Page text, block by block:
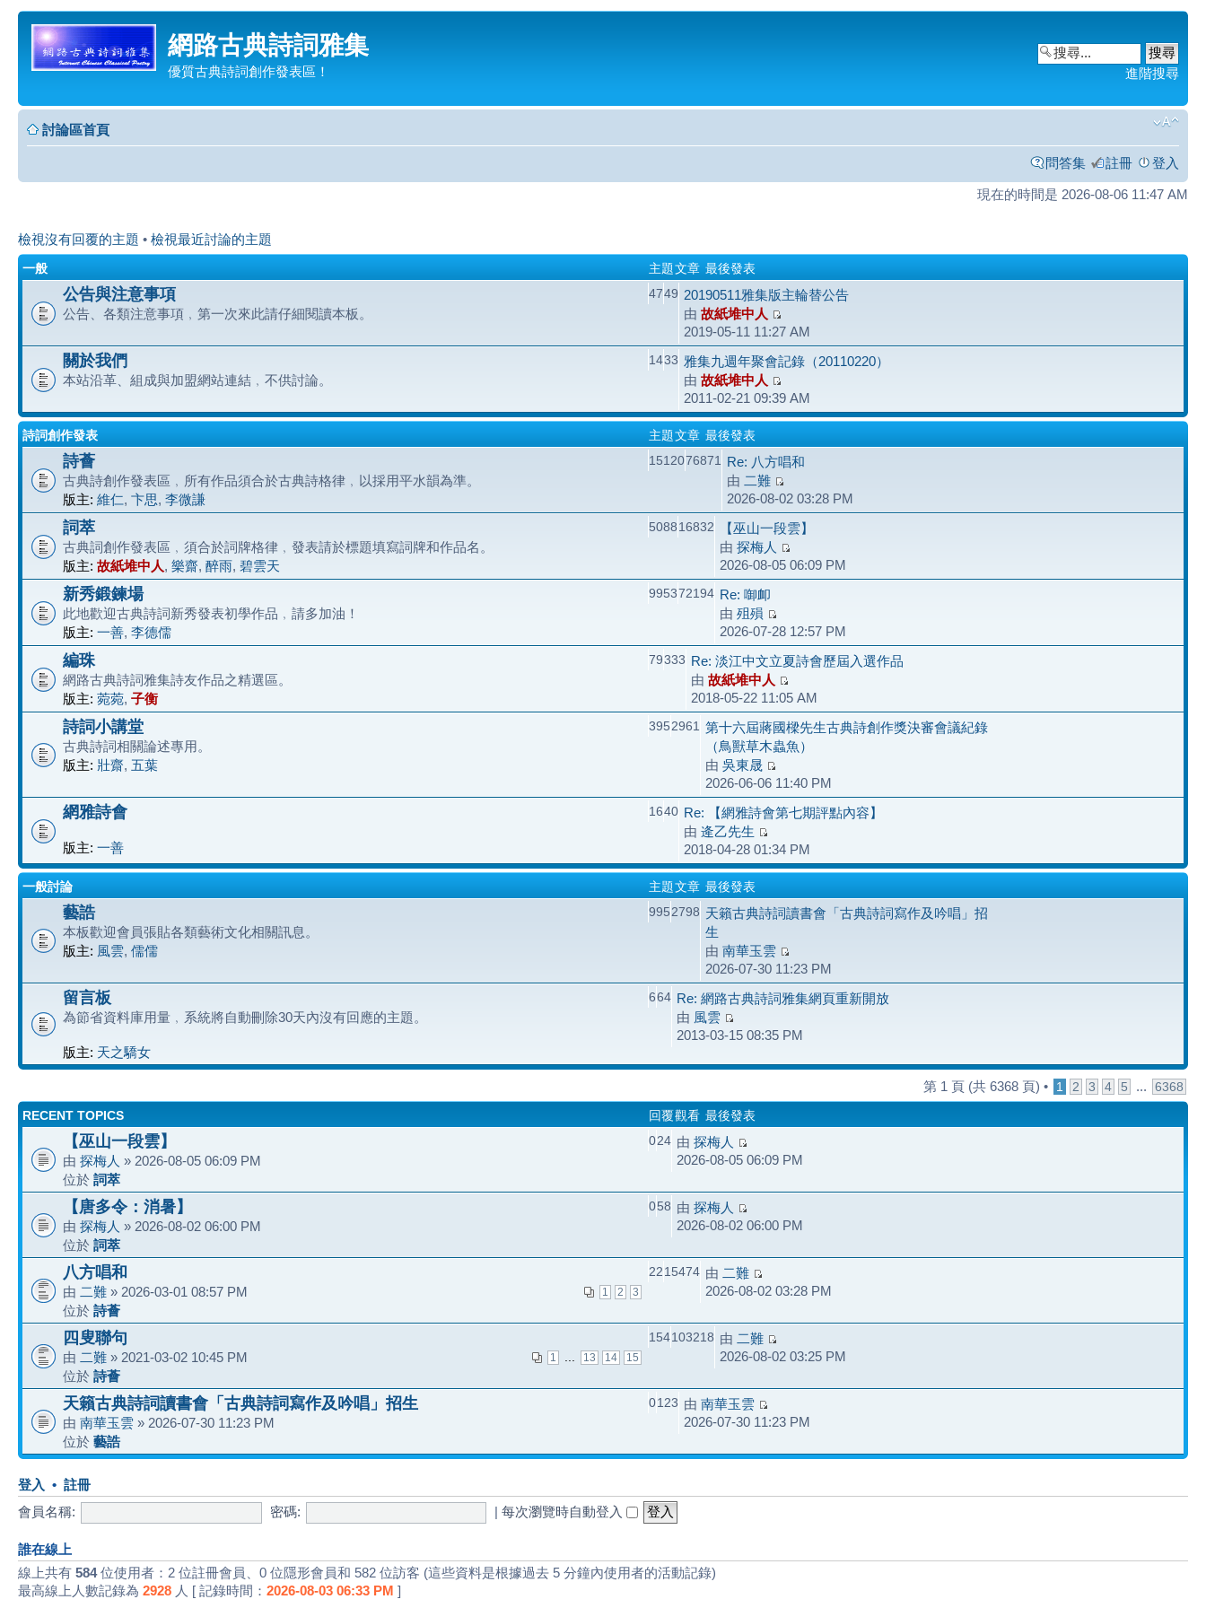
網路古典詩詞雅集
優質古典詩詞創作發表區！ 進階搜尋
討論區首頁
問答集 註冊 登入
現在的時間是 2026-08-06 11:47 AM
檢視沒有回覆的主題 • 檢視最近討論的主題
一般 主題文章 最後發表
公告與注意事項
公告、各類注意事項﹐第一次來此請仔細閱讀本板。
4749 20190511雅集版主輪替公告
由 故紙堆中人
2019-05-11 11:27 AM
關於我們
本站沿革、組成與加盟網站連結﹐不供討論。
1433 雅集九週年聚會記錄（20110220）
由 故紙堆中人
2011-02-21 09:39 AM
詩詞創作發表 主題文章 最後發表
詩薈
古典詩創作發表區﹐所有作品須合於古典詩格律﹐以採用平水韻為準。
版主: 維仁, 卞思, 李微謙
1512076871
Re: 八方唱和
由 二難
2026-08-02 03:28 PM
詞萃
古典詞創作發表區﹐須合於詞牌格律﹐發表請於標題填寫詞牌和作品名。
版主: 故紙堆中人, 樂齋, 醉雨, 碧雲天
508816832
【巫山一段雲】
由 探梅人
2026-08-05 06:09 PM
新秀鍛鍊場
此地歡迎古典詩詞新秀發表初學作品﹐請多加油！
版主: 一善, 李德儒
995372194 Re: 啣卹
由 殂殞
2026-07-28 12:57 PM
編珠
網路古典詩詞雅集詩友作品之精選區。
版主: 菀菀, 子衡
79333 Re: 淡江中文立夏詩會歷屆入選作品
由 故紙堆中人
2018-05-22 11:05 AM
詩詞小講堂
古典詩詞相關論述專用。
版主: 壯齋, 五葉
3952961 第十六屆蔣國樑先生古典詩創作獎決審會議紀錄
（鳥獸草木蟲魚）
由 吳東晟
2026-06-06 11:40 PM
網雅詩會
版主: 一善
1640 Re: 【網雅詩會第七期評點內容】
由 逄乙先生
2018-04-28 01:34 PM
一般討論 主題文章 最後發表
藝誥
本板歡迎會員張貼各類藝術文化相關訊息。
版主: 風雲, 儒儒
9952798 天籟古典詩詞讀書會「古典詩詞寫作及吟唱」招
生
由 南華玉雲
2026-07-30 11:23 PM
留言板
為節省資料庫用量﹐系統將自動刪除30天內沒有回應的主題。
版主: 天之驕女
664 Re: 網路古典詩詞雅集網頁重新開放
由 風雲
2013-03-15 08:35 PM
第 1 頁 (共 6368 頁) • 1 2 3 4 5 ...
6368
RECENT TOPICS
回覆觀看 最後發表
【巫山一段雲】
由 探梅人 » 2026-08-05 06:09 PM
位於 詞萃
024 由 探梅人
2026-08-05 06:09 PM
【唐多令：消暑】
由 探梅人 » 2026-08-02 06:00 PM
位於 詞萃
058 由 探梅人
2026-08-02 06:00 PM
八方唱和
1 2 3
由 二難 » 2026-03-01 08:57 PM
位於 詩薈
2215474 由 二難
2026-08-02 03:28 PM
四叟聯句
1 13 14 15
由 二難 » 2021-03-02 10:45 PM
位於 詩薈
154103218 由 二難
2026-08-02 03:25 PM
天籟古典詩詞讀書會「古典詩詞寫作及吟唱」招生
由 南華玉雲 » 2026-07-30 11:23 PM
位於 藝誥
0123 由 南華玉雲
2026-07-30 11:23 PM
登入 • 註冊
會員名稱: 密碼: |每次瀏覽時自動登入
誰在線上
線上共有 584位使用者：2 位註冊會員、0 位隱形會員和 582 位訪客 (這些資料是根據過去 5 分鐘內使用者的活動記錄)
最高線上人數記錄為 2928 人 [ 記錄時間： 2026-08-03 06:33 PM ]